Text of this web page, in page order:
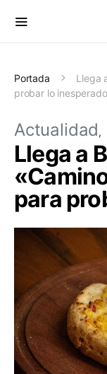
Portada
Llega
probar lo inesperado
Actualidad
Llega a
para